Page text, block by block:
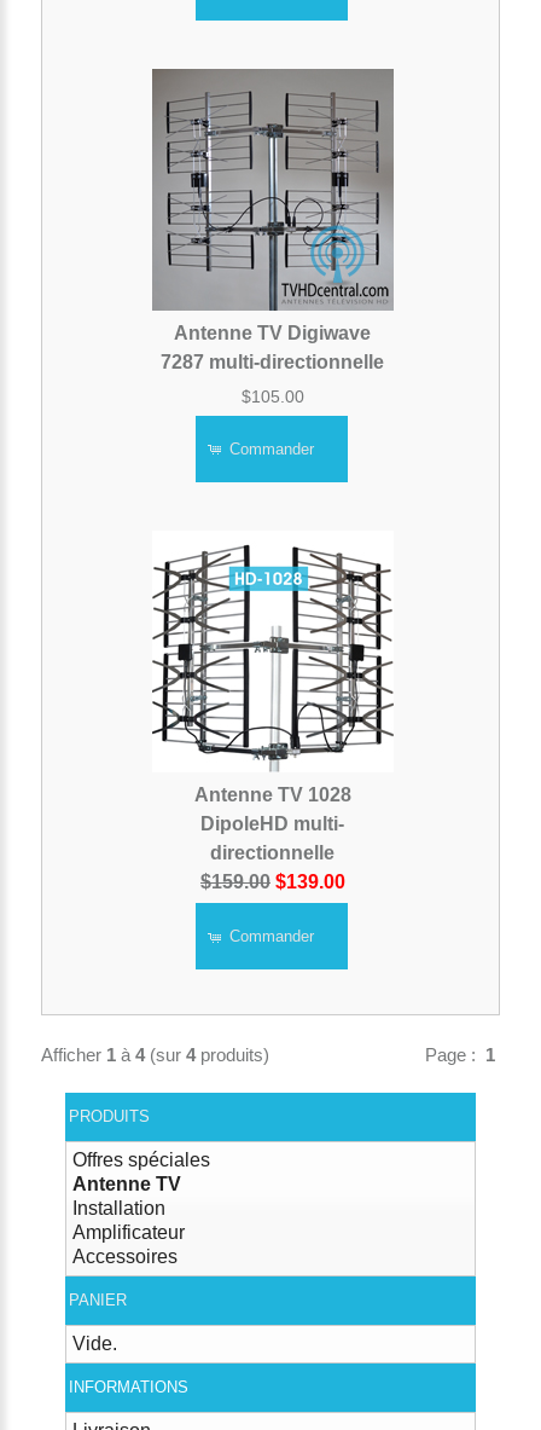
Antenne TV Digiwave
7287 multi-directionnelle
$105.00
Commander
Antenne TV 1028
DipoleHD multi-
directionnelle
$159.00 $139.00
Commander
Page : 1
Afficher 1à 4(sur 4produits)
PRODUITS
Offres spéciales
Antenne TV
Installation
Amplificateur
Accessoires
PANIER
Vide.
INFORMATIONS